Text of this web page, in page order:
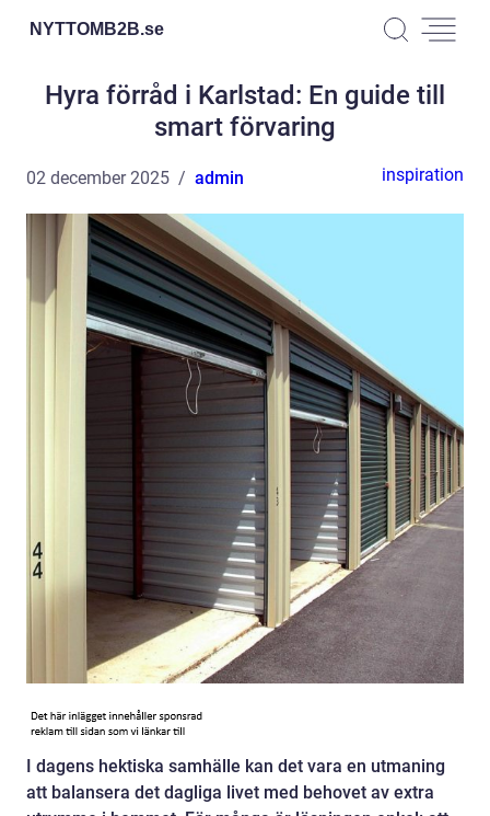
NYTTOMB2B.se
Hyra förråd i Karlstad: En guide till
smart förvaring
02 december 2025 admin inspiration
I dagens hektiska samhälle kan det vara en utmaning
att balansera det dagliga livet med behovet av extra